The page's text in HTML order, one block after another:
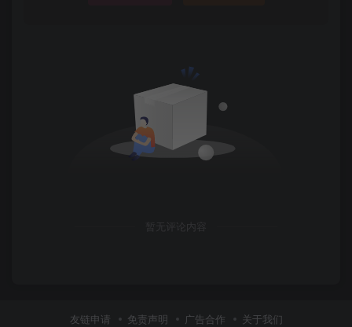
暂无评论内容
友链申请 免责声明 广告合作 关于我们